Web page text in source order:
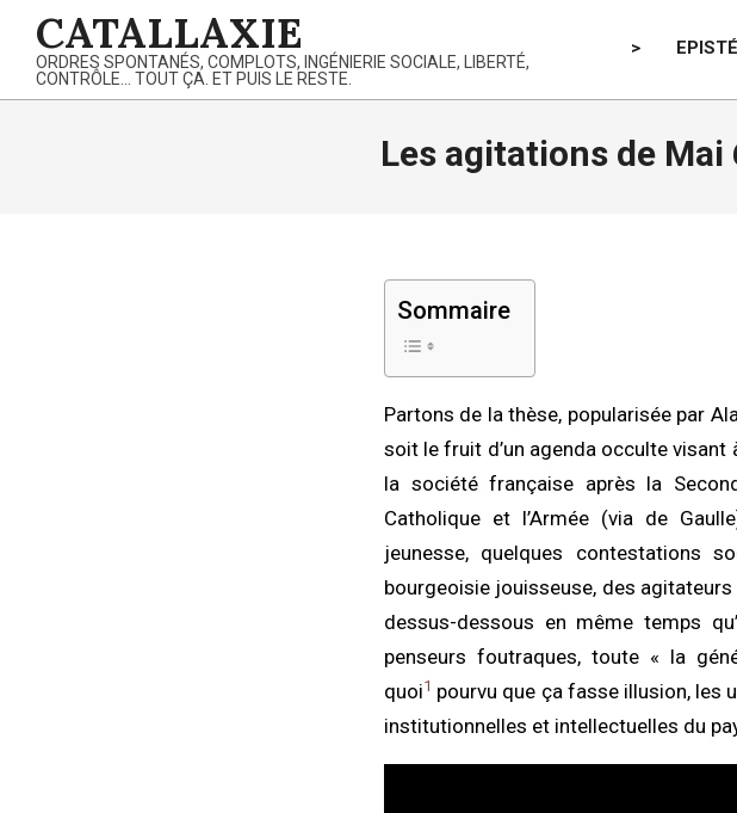
content
CATALLAXIE
ORDRES SPONTANÉS, COMPLOTS, INGÉNIERIE SOCIALE, LIBERTÉ,
CONTRÔLE… TOUT ÇA. ET PUIS LE RESTE.
>
Les agitations de
Sommaire
Partons de la thèse, popularisée par
soit le fruit d’un agenda occulte
la société française après la
Catholique et l’Armée (via de
jeunesse, quelques contestations
bourgeoisie jouisseuse, des
dessus-dessous en même temps
penseurs foutraques, toute « la
quoi1 pourvu que ça fasse illusion, les
institutionnelles et intellectuelles du